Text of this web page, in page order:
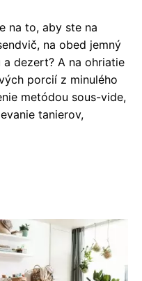
na to, aby ste na
na obed jemný
dezert? A na ohriatie
porcií z minulého
metódou sous-vide,
tanierov,